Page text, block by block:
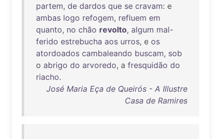
partem, de dardos que se cravam: e
ambas logo refogem, refluem em
quanto, no chão revolto, algum mal-
ferido estrebucha aos urros, e os
atordoados cambaleando buscam, sob
o abrigo do arvoredo, a fresquidão do
riacho.
José Maria Eça de Queirós - A Illustre
Casa de Ramires